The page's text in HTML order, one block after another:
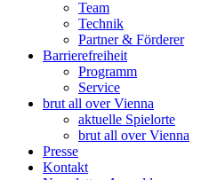
Team
Technik
Partner & Förderer
Barrierefreiheit
Programm
Service
brut all over Vienna
aktuelle Spielorte
brut all over Vienna
Presse
Kontakt